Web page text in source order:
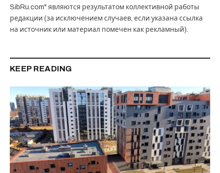
SibRu.com" являются результатом коллективной работы
редакции (за исключением случаев, если указана ссылка
на источник или материал помечен как рекламный).
KEEP READING